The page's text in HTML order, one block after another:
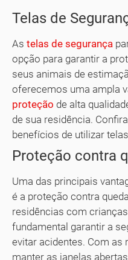
Telas de
As telas de segurança
opção para garantir a
seus animais de
oferecemos uma ampla
proteção de alta
de sua residência.
benefícios de utilizar
Proteção contra
Uma das principais
é a proteção contra
residências com
fundamental garantir a
evitar acidentes. Com as
manter as janelas